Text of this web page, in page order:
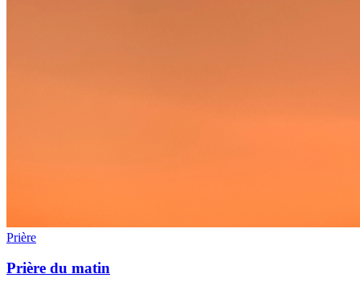
Prière
Prière du matin